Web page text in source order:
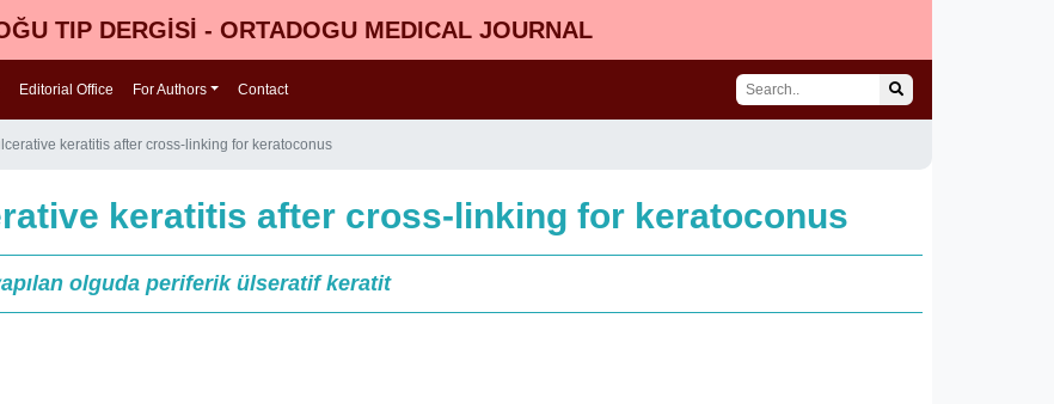
TIP DERGİSİ - ORTADOGU MEDICAL JOURNAL
Editorial Office For Authors Contact
keratitis after cross-linking for keratoconus
keratitis after cross-linking for keratoconus
olguda periferik ülseratif keratit